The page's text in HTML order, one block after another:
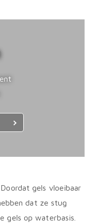
Doordat gels vloeibaar
dat ze stug
op waterbasis.